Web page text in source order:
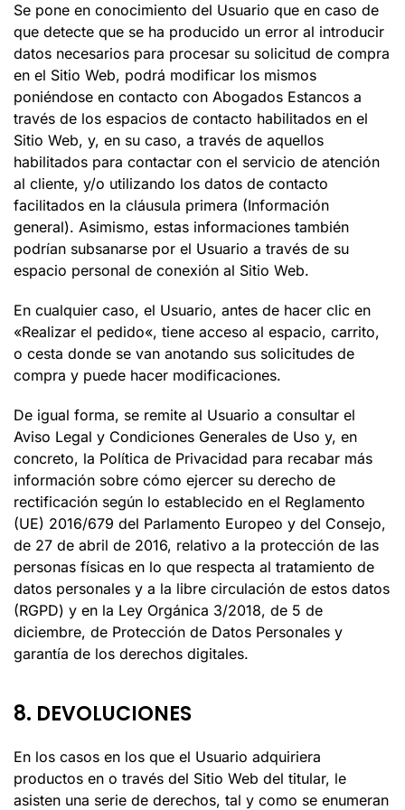
Se pone en conocimiento del Usuario que en caso de
que detecte que se ha producido un error al introducir
datos necesarios para procesar su solicitud de compra
en el Sitio Web, podrá modificar los mismos
poniéndose en contacto con Abogados Estancos a
través de los espacios de contacto habilitados en el
Sitio Web, y, en su caso, a través de aquellos
habilitados para contactar con el servicio de atención
al cliente, y/o utilizando los datos de contacto
facilitados en la cláusula primera (Información
general). Asimismo, estas informaciones también
podrían subsanarse por el Usuario a través de su
espacio personal de conexión al Sitio Web.
En cualquier caso, el Usuario, antes de hacer clic en
«Realizar el pedido«, tiene acceso al espacio, carrito,
o cesta donde se van anotando sus solicitudes de
compra y puede hacer modificaciones.
De igual forma, se remite al Usuario a consultar el
Aviso Legal y Condiciones Generales de Uso y, en
concreto, la Política de Privacidad para recabar más
información sobre cómo ejercer su derecho de
rectificación según lo establecido en el Reglamento
(UE) 2016/679 del Parlamento Europeo y del Consejo,
de 27 de abril de 2016, relativo a la protección de las
personas físicas en lo que respecta al tratamiento de
datos personales y a la libre circulación de estos datos
(RGPD) y en la Ley Orgánica 3/2018, de 5 de
diciembre, de Protección de Datos Personales y
garantía de los derechos digitales.
8. DEVOLUCIONES
En los casos en los que el Usuario adquiriera
productos en o través del Sitio Web del titular, le
asisten una serie de derechos, tal y como se enumeran